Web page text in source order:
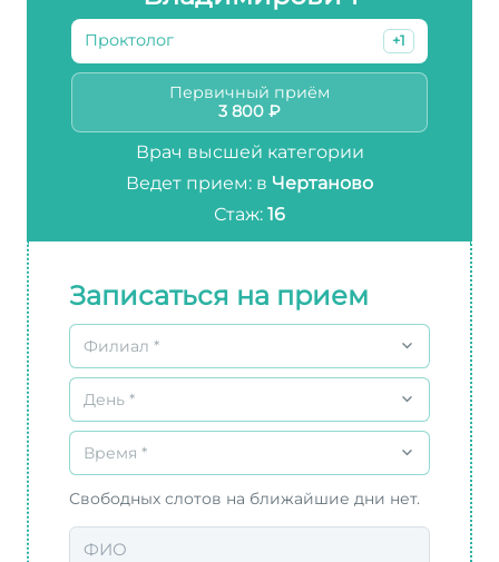
Проктолог +1
Первичный приём
3 800 ₽
Врач высшей категории
Ведет прием: в Чертаново
Стаж: 16
Записаться на прием
Филиал *
День *
Время *
Свободных слотов на ближайшие дни нет.